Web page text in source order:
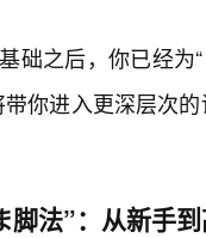
础之后，你已经为
你进入更深层次
脚法”：从新手